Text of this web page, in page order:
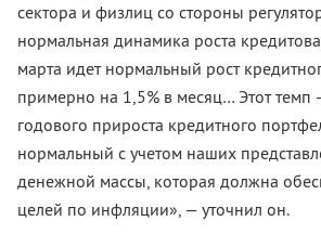
сектора и физлиц со стороны
нормальная динамика роста
марта идет нормальный рост
примерно на 1,5% в месяц… Этот темп
годового прироста кредитного
нормальный с учетом наших
денежной массы, которая должна
целей по инфляции», — уточнил он.